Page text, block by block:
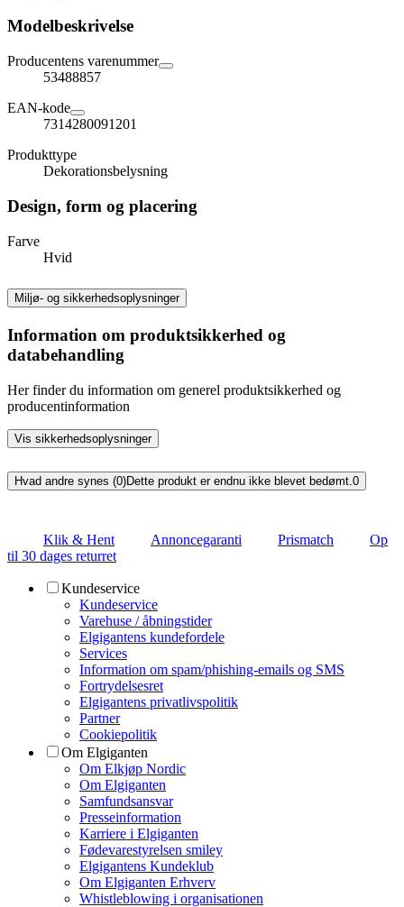
Modelbeskrivelse
Producentens varenummer
53488857
EAN-kode
7314280091201
Produkttype
Dekorationsbelysning
Design, form og placering
Farve
Hvid
Miljø- og sikkerhedsoplysninger
Information om produktsikkerhed og
databehandling
Her finder du information om generel produktsikkerhed og
producentinformation
Vis sikkerhedsoplysninger
Hvad andre synes (0)Dette produkt er endnu ikke blevet bedømt. 0
Klik & Hent Annoncegaranti Prismatch
Op
til 30 dages returret
Kundeservice
Kundeservice
Varehuse / åbningstider
Elgigantens kundefordele
Services
Information om spam/phishing-emails og SMS
Fortrydelsesret
Elgigantens privatlivspolitik
Partner
Cookiepolitik
Om Elgiganten
Om Elkjøp Nordic
Om Elgiganten
Samfundsansvar
Presseinformation
Karriere i Elgiganten
Fødevarestyrelsen smiley
Elgigantens Kundeklub
Om Elgiganten Erhverv
Whistleblowing i organisationen